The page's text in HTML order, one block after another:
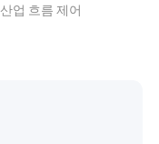
산업 흐름 제어